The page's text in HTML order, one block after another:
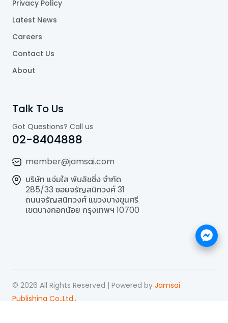
Privacy Policy
Latest News
Careers
Contact Us
About
Talk To Us
Got Questions? Call us
02-8404888
member@jamsai.com
บริษัท แจ่มใส พับลิชชิ่ง จำกัด
285/33 ซอยจรัญสนิทวงศ์ 31
ถนนจรัญสนิทวงศ์ แขวงบางขุนศรี
เขตบางกอกน้อย กรุงเทพฯ 10700
© 2026 All Rights Reserved | Powered by Jamsai
Publishing Co.,Ltd..